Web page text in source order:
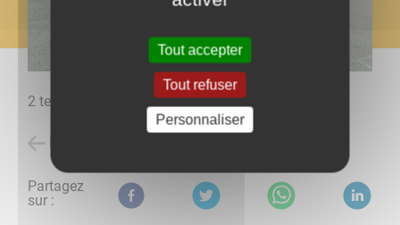
2 terrains de tennis en libre accès.
Retour à l'accueil
Partagez
sur :
Tout accepter
Tout refuser
Personnaliser